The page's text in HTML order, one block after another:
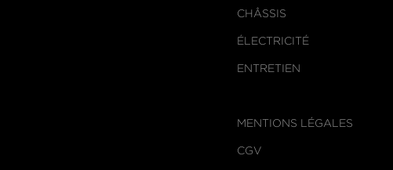
CHÂSSIS
ÉLECTRICITÉ
ENTRETIEN
MENTIONS LÉGALES
CGV